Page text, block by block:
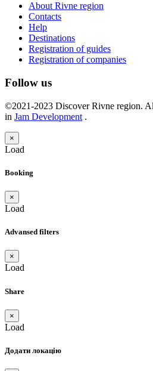
About Rivne region
Contacts
Help
Destinations
Registration of guides
Registration of companies
Follow us
©2021-2023 Discover Rivne region.
in Jam Development .
×
Load
Booking
×
Load
Advansed filters
×
Load
Share
×
Load
Додати локацію